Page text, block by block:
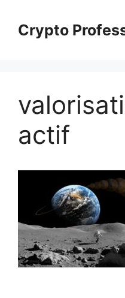
contenuCrypto
actif